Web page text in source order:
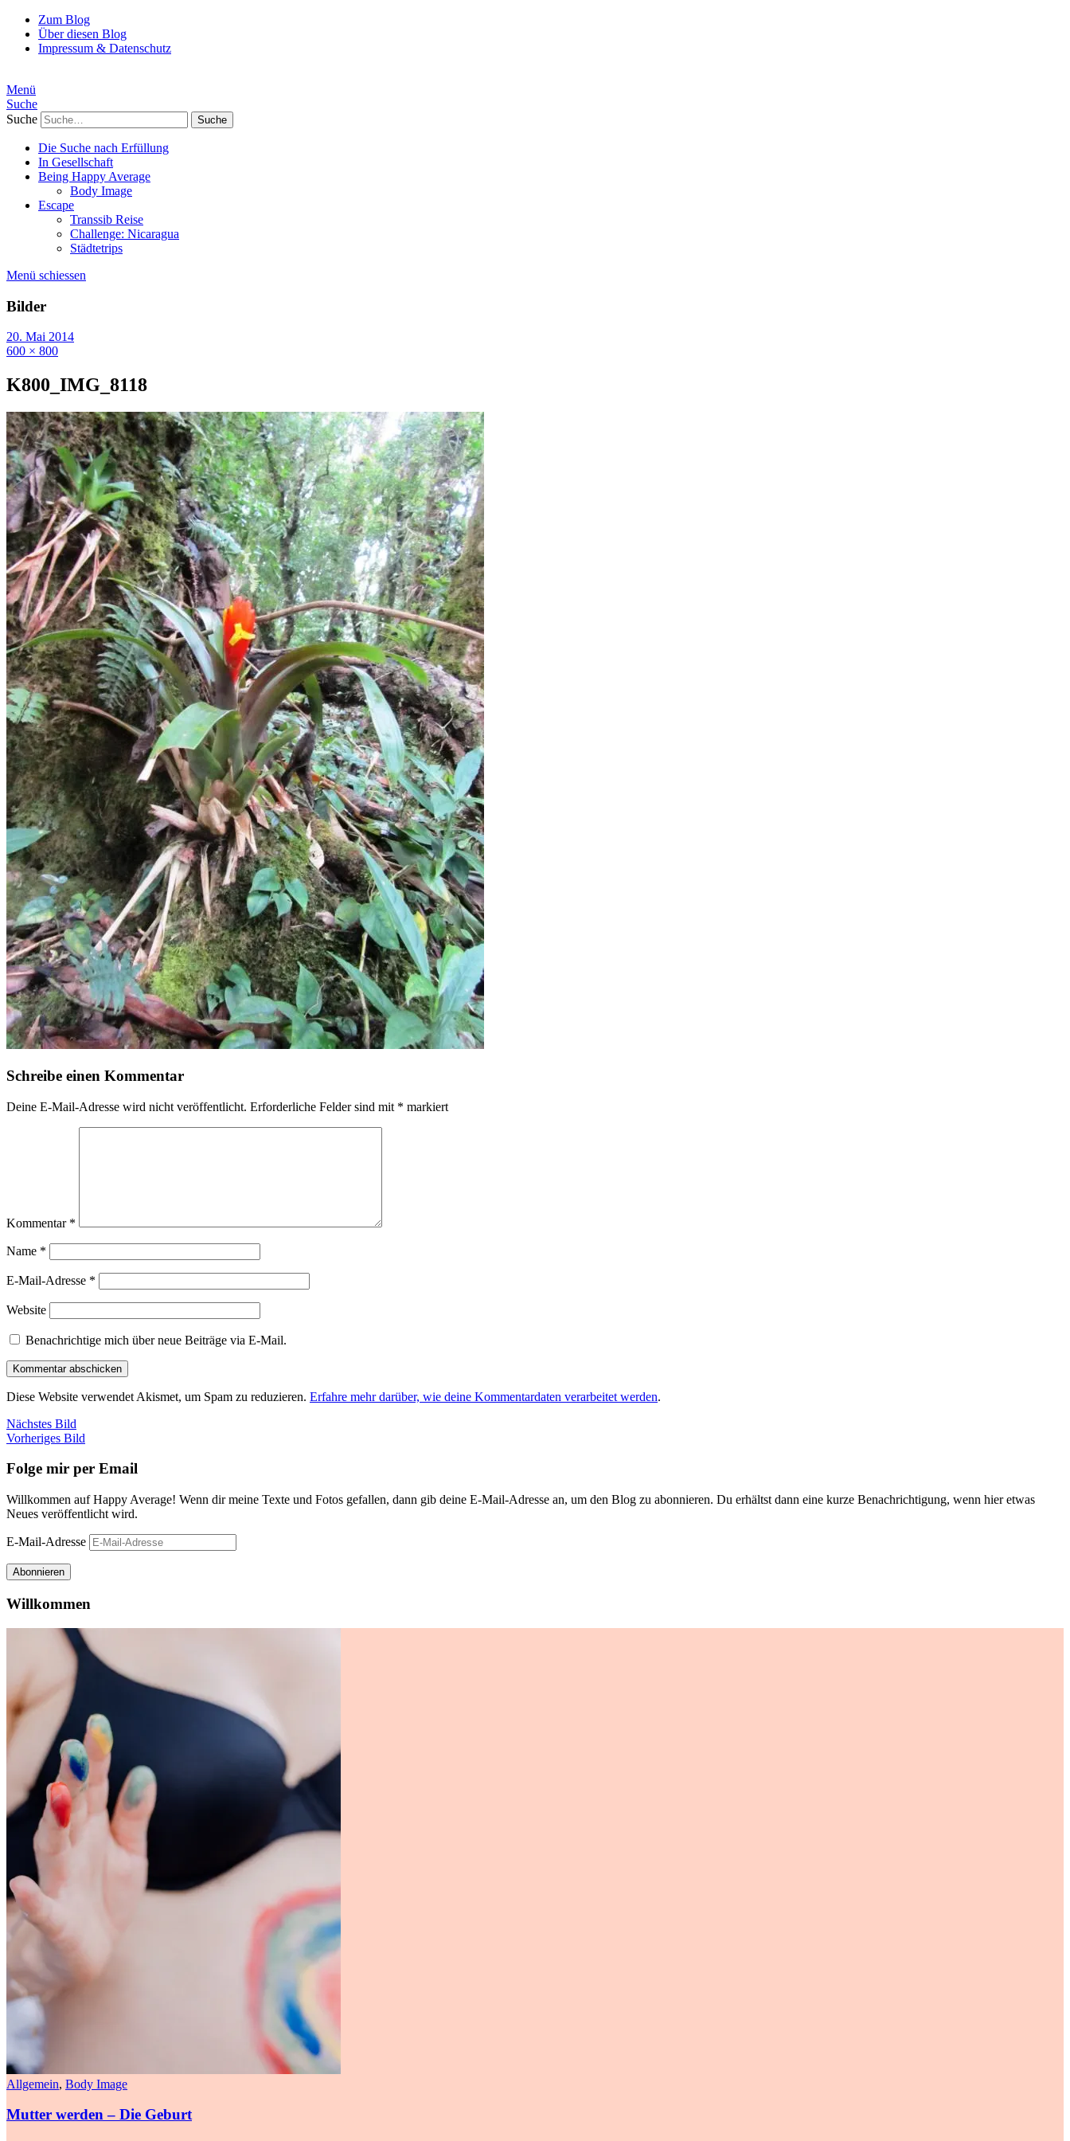
Zum Blog
Über diesen Blog
Impressum & Datenschutz
Menü
Suche
Suche
Die Suche nach Erfüllung
In Gesellschaft
Being Happy Average
Body Image
Escape
Transsib Reise
Challenge: Nicaragua
Städtetrips
Menü schiessen
Bilder
20. Mai 2014
600 × 800
K800_IMG_8118
Schreibe einen Kommentar
Deine E-Mail-Adresse wird nicht veröffentlicht. Erforderliche Felder sind mit * markiert
Kommentar *
Name *
E-Mail-Adresse *
Website
Benachrichtige mich über neue Beiträge via E-Mail.
Diese Website verwendet Akismet, um Spam zu reduzieren. Erfahre mehr darüber, wie deine Kommentardaten verarbeitet werden.
Nächstes Bild
Vorheriges Bild
Folge mir per Email
Willkommen auf Happy Average! Wenn dir meine Texte und Fotos gefallen, dann gib deine E-Mail-Adresse an, um den Blog zu abonnieren. Du erhältst dann eine kurze Benachrichtigung, wenn hier etwas
Neues veröffentlicht wird.
E-Mail-Adresse
Abonnieren
Willkommen
Allgemein, Body Image
Mutter werden – Die Geburt